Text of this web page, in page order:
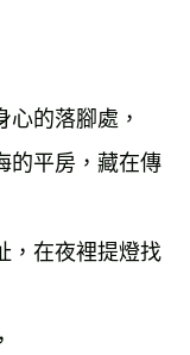
的落腳處，
的平房，藏在傳
，在夜裡提燈找